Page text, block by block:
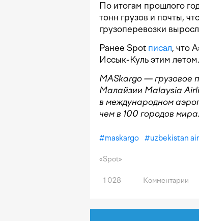
По итогам прошлого
тонн грузов и почты,
грузоперевозки
Ранее Spot писал, что
Иссык-Куль этим летом.
MASkargo — грузовое
Малайзии Malaysia
в международном
чем в 100 городов мира.
#maskargo #uzbekistan
«Spot»
1 028 Комментарии